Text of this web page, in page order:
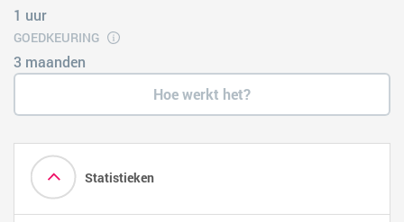
1 uur
GOEDKEURING
3 maanden
Hoe werkt het?
Statistieken